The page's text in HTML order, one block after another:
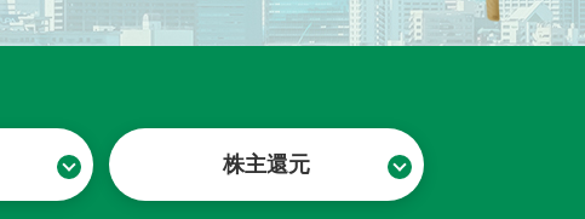
株主還元